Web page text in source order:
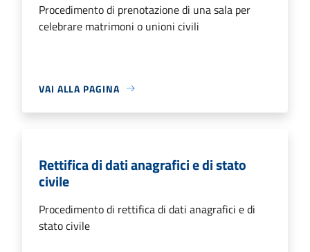
Procedimento di prenotazione di una sala per
celebrare matrimoni o unioni civili
VAI ALLA PAGINA
Rettifica di dati anagrafici e di stato
civile
Procedimento di rettifica di dati anagrafici e di
stato civile